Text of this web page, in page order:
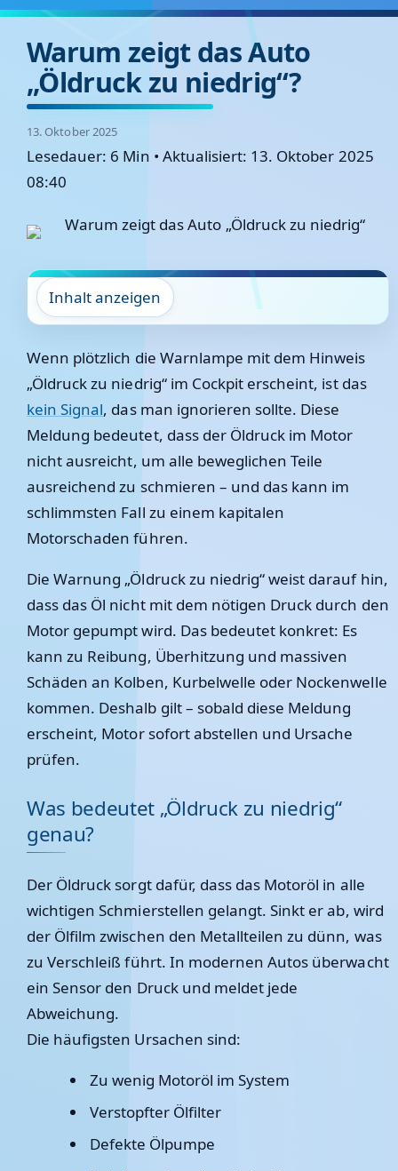
Warum zeigt das Auto
„Öldruck zu niedrig“?
13. Oktober 2025
Lesedauer: 6 Min • Aktualisiert: 13. Oktober 2025
08:40
Inhalt anzeigen
Wenn plötzlich die Warnlampe mit dem Hinweis
„Öldruck zu niedrig“ im Cockpit erscheint, ist das
kein Signal, das man ignorieren sollte. Diese
Meldung bedeutet, dass der Öldruck im Motor
nicht ausreicht, um alle beweglichen Teile
ausreichend zu schmieren – und das kann im
schlimmsten Fall zu einem kapitalen
Motorschaden führen.
Die Warnung „Öldruck zu niedrig“ weist darauf hin,
dass das Öl nicht mit dem nötigen Druck durch den
Motor gepumpt wird. Das bedeutet konkret: Es
kann zu Reibung, Überhitzung und massiven
Schäden an Kolben, Kurbelwelle oder Nockenwelle
kommen. Deshalb gilt – sobald diese Meldung
erscheint, Motor sofort abstellen und Ursache
prüfen.
Was bedeutet „Öldruck zu niedrig“
genau?
Der Öldruck sorgt dafür, dass das Motoröl in alle
wichtigen Schmierstellen gelangt. Sinkt er ab, wird
der Ölfilm zwischen den Metallteilen zu dünn, was
zu Verschleiß führt. In modernen Autos überwacht
ein Sensor den Druck und meldet jede
Abweichung.
Die häufigsten Ursachen sind:
Zu wenig Motoröl im System
Verstopfter Ölfilter
Defekte Ölpumpe